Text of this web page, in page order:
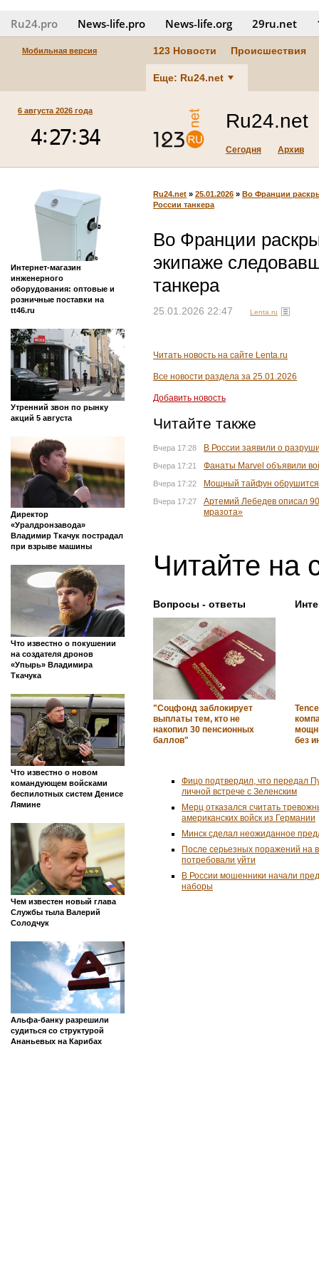
Ru24.pro News‑life.pro News‑life.org 29ru.net
Мобильная версия 123 Новости Происшествия
Еще: Ru24.net
6 августа 2026 года Ru24.net
Сегодня Архив
Интернет-магазин
инженерного
оборудования: оптовые и
розничные поставки на
tt46.ru
Утренний звон по рынку
акций 5 августа
Директор
«Уралдронзавода»
Владимир Ткачук пострадал
при взрыве машины
Что известно о покушении
на создателя дронов
«Упырь» Владимира
Ткачука
Что известно о новом
командующем войсками
беспилотных систем Денисе
Лямине
Чем известен новый глава
Службы тыла Валерий
Солодчук
Альфа-банку разрешили
судиться со структурой
Ананьевых на Карибах
Ru24.net » 25.01.2026 » Во Франции
России танкера
Во Франции
экипаже
танкера
25.01.2026 22:47 Lenta.ru
Читать новость на сайте Lenta.ru
Все новости раздела за 25.01.2026
Добавить новость
Читайте также
Вчера 17:28 В России заявили о
Вчера 17:21 Фанаты Marvel объявили
Вчера 17:22 Мощный тайфун обрушится
Вчера 17:27
Артемий Лебедев описал
мразота»
Читайте на
Вопросы - ответы
"Соцфонд заблокирует
выплаты тем, кто не
накопил 30 пенсионных
баллов"
без
Фицо подтвердил, что передал
личной встрече с Зеленским
Мерц отказался считать
американских войск из Германии
Минск сделал неожиданное
После серьезных поражений на
потребовали уйти
В России мошенники начали
наборы